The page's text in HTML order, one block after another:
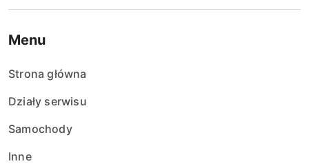
Menu
Strona główna
Działy serwisu
Samochody
Inne